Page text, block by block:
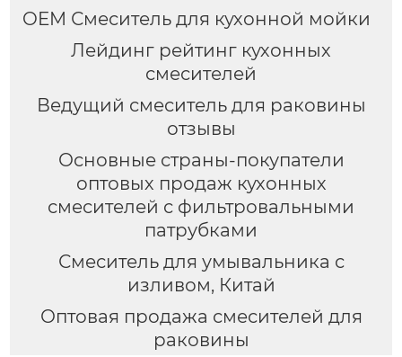
OEM Смеситель для кухонной мойки
Лейдинг рейтинг кухонных
смесителей
Ведущий смеситель для раковины
отзывы
Основные страны-покупатели
оптовых продаж кухонных
смесителей с фильтровальными
патрубками
Смеситель для умывальника с
изливом, Китай
Оптовая продажа смесителей для
раковины